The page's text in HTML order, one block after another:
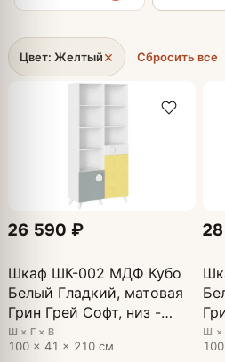
Цвет: Желтый× Сбросить все
26 590 ₽
Шкаф ШК-002 МДФ Кубо
Белый Гладкий, матовая
Грин Грей Софт, низ -
матовая Солнечно-
желтый
Ш × Г × В
100 × 41 × 210 см
Ш ×